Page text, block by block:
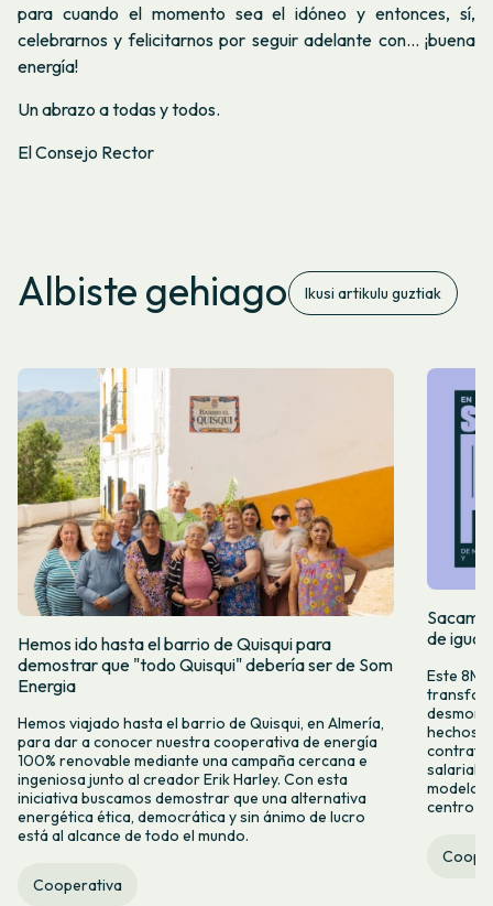
para cuando el momento sea el idóneo y entonces, sí,
celebrarnos y felicitarnos por seguir adelante con... ¡buena
energía!
Un abrazo a todas y todos.
El Consejo Rector
Albiste gehiago Ikusi artikulu guztiak
Hemos ido hasta el barrio de Quisqui para
demostrar que "todo Quisqui" debería ser de Som
Energia
Hemos viajado hasta el barrio de Quisqui, en Almería,
para dar a conocer nuestra cooperativa de energía
100% renovable mediante una campaña cercana e
ingeniosa junto al creador Erik Harley. Con esta
iniciativa buscamos demostrar que una alternativa
energética ética, democrática y sin ánimo de lucro
está al alcance de todo el mundo.
Cooperativa
de
Este 8M,
hechos y
salarial y
modelo
centro